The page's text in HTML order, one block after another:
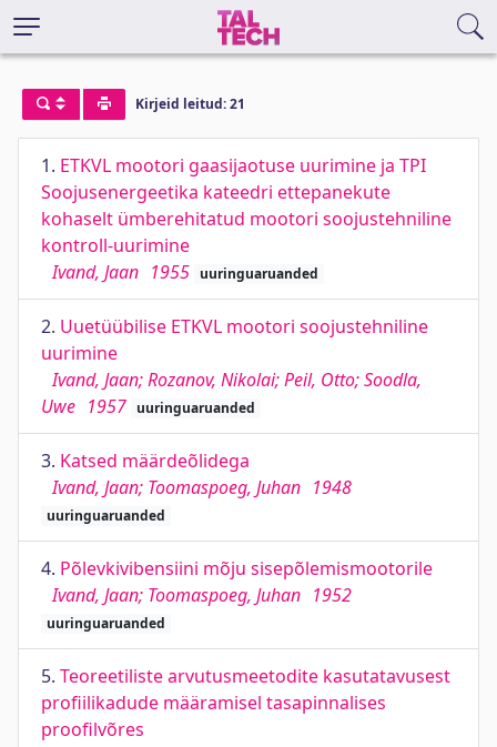
Kirjeid leitud: 21
1. ETKVL mootori gaasijaotuse uurimine ja TPI
Soojusenergeetika kateedri ettepanekute
kohaselt ümberehitatud mootori soojustehniline
kontroll-uurimine
Ivand, Jaan 1955 uuringuaruanded
2. Uuetüübilise ETKVL mootori soojustehniline
uurimine
Ivand, Jaan; Rozanov, Nikolai; Peil, Otto; Soodla,
Uwe 1957 uuringuaruanded
3. Katsed määrdeõlidega
Ivand, Jaan; Toomaspoeg, Juhan 1948
uuringuaruanded
4. Põlevkivibensiini mõju sisepõlemismootorile
Ivand, Jaan; Toomaspoeg, Juhan 1952
uuringuaruanded
5. Teoreetiliste arvutusmeetodite kasutatavusest
profiilikadude määramisel tasapinnalises
proofilvõres